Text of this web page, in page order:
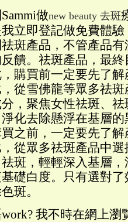
做new beauty 去斑
立即登記做免費體驗
斑產品，不管產品
饋。祛斑產品，最
購買前一定要先了
從雪佛龍等眾多祛
，聚焦女性祛斑、
化去除懸浮在基層
之前，一定要先了
從眾多祛斑產品中
斑，輕輕深入基層
礎白度。只有選對
斑。
我不時在網上瀏